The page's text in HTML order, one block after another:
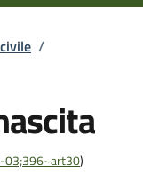
/
03;396~art30)